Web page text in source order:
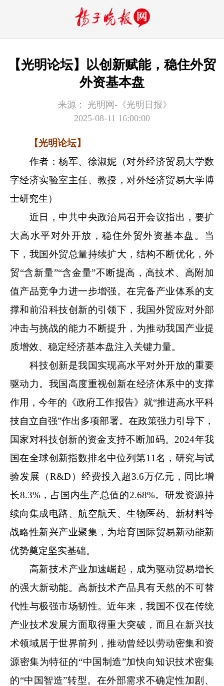
【光明论坛】以创新赋能，稳住外贸
外资基本盘
来源：
光明网-《光明日报》
2025-08-11 16:00:00
【光明论坛】
作者：杨军、徐淑妮（对外经济贸易大学数
字经济实验室主任、教授，对外经济贸易大学博
士研究生）
近日，中共中央政治局召开会议指出，要扩
大高水平对外开放，稳住外贸外资基本盘。当
下，我国外贸总量持续扩大，结构不断优化，外
贸“含新量”“含金量”不断提高，高技术、高附加
值产品竞争力进一步增强。在完备产业体系的支
撑和前沿科技创新的引领下，我国外贸应对外部
冲击与挑战的能力不断提升，为推动我国产业提
质增效、稳定经济基本盘注入关键力量。
科技创新是我国实现高水平对外开放的重要
驱动力。我国高度重视创新在经济体系中的支撑
作用，今年的《政府工作报告》就“推进高水平科
技自立自强”作出多项部署。在政策强力引导下，
国家对科技创新的资金支持不断加码。2024年我
国在全球创新指数排名中位列第11名，研究与试
验发展（R&D）经费投入超3.6万亿元，同比增
长8.3%，占国内生产总值的2.68%。研发资源持
续向集成电路、航空航天、生物医药、新材料等
战略性新兴产业聚集，为培育国际贸易新动能新
优势奠定坚实基础。
高新技术产业加速崛起，成为驱动贸易增长
的强大新动能。高新技术产品具有天然的不可替
代性与极强市场韧性。近年来，我国不仅在传统
产业技术发展方面取得重大突破，而且在新兴技
术领域居于世界前列，推动曾经以劳动密集和资
源密集为特征的“中国制造”加快向知识技术密集
的“中国智造”转型。在外部需求不确定性加剧、